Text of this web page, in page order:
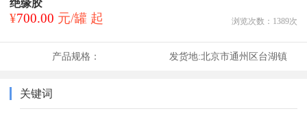
绝缘胶
¥700.00 元/罐 起 浏览次数： 1389次
产品规格： 发货地:北京市通州区台湖镇
关键词